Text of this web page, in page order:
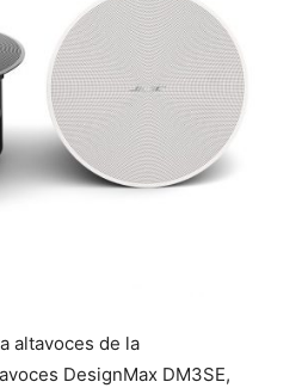
altavoces de la
DesignMax DM3SE,